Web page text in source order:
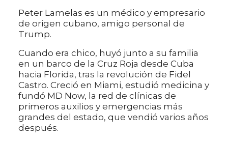
Peter Lamelas es un médico y empresario
de origen cubano, amigo personal de
Trump.
Cuando era chico, huyó junto a su familia
en un barco de la Cruz Roja desde Cuba
hacia Florida, tras la revolución de Fidel
Castro. Creció en Miami, estudió medicina y
fundó MD Now, la red de clínicas de
primeros auxilios y emergencias más
grandes del estado, que vendió varios años
después.